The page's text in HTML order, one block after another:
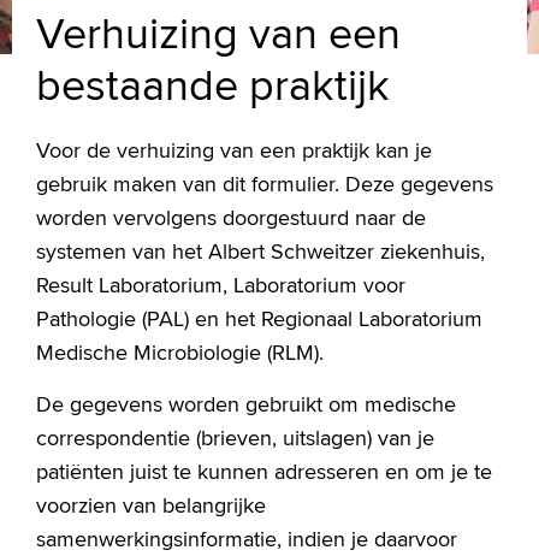
Verhuizing van een
bestaande praktijk
Voor de verhuizing van een praktijk kan je
gebruik maken van dit formulier. Deze gegevens
worden vervolgens doorgestuurd naar de
systemen van het Albert Schweitzer ziekenhuis,
Result Laboratorium, Laboratorium voor
Pathologie (PAL) en het Regionaal Laboratorium
Medische Microbiologie (RLM).
De gegevens worden gebruikt om medische
correspondentie (brieven, uitslagen) van je
patiënten juist te kunnen adresseren en om je te
voorzien van belangrijke
samenwerkingsinformatie, indien je daarvoor